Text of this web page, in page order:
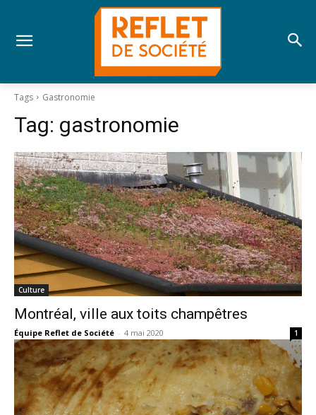
Tags Gastronomie
Tag: gastronomie
Culture
Montréal, ville aux toits champêtres
Équipe Reflet de Société - 4 mai 2020 1